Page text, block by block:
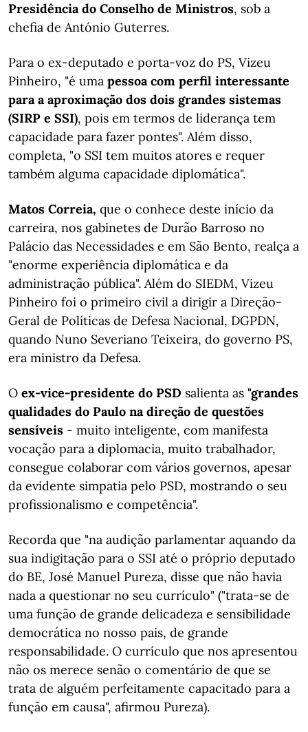
Presidência do Conselho de Ministros, sob a
chefia de António Guterres.
Para o ex-deputado e porta-voz do PS, Vizeu
Pinheiro, "é uma pessoa com perfil interessante
para a aproximação dos dois grandes sistemas
(SIRP e SSI), pois em termos de liderança tem
capacidade para fazer pontes". Além disso,
completa, "o SSI tem muitos atores e requer
também alguma capacidade diplomática".
Matos Correia, que o conhece deste início da
carreira, nos gabinetes de Durão Barroso no
Palácio das Necessidades e em São Bento, realça a
"enorme experiência diplomática e da
administração pública". Além do SIEDM, Vizeu
Pinheiro foi o primeiro civil a dirigir a Direção-
Geral de Políticas de Defesa Nacional, DGPDN,
quando Nuno Severiano Teixeira, do governo PS,
era ministro da Defesa.
O ex-vice-presidente do PSD salienta as "grandes
qualidades do Paulo na direção de questões
sensíveis - muito inteligente, com manifesta
vocação para a diplomacia, muito trabalhador,
consegue colaborar com vários governos, apesar
da evidente simpatia pelo PSD, mostrando o seu
profissionalismo e competência".
Recorda que "na audição parlamentar aquando da
sua indigitação para o SSI até o próprio deputado
do BE, José Manuel Pureza, disse que não havia
nada a questionar no seu currículo" ("trata-se de
uma função de grande delicadeza e sensibilidade
democrática no nosso pais, de grande
responsabilidade. O currículo que nos apresentou
não os merece senão o comentário de que se
trata de alguém perfeitamente capacitado para a
função em causa", afirmou Pureza).